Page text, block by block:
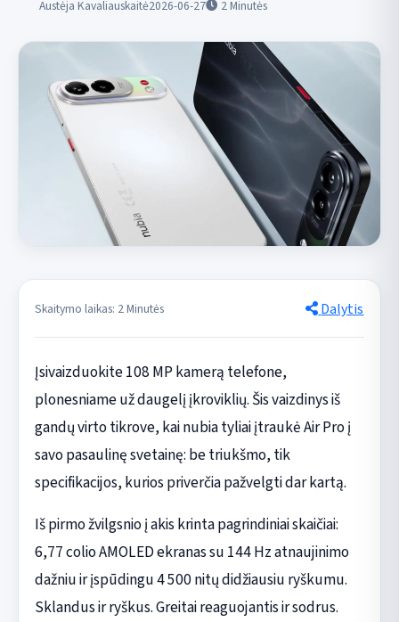
Austėja Kavaliauskaitė2026-06-27 2Minutės
Skaitymo laikas: 2 Minutės Dalytis
Įsivaizduokite 108 MP kamerą telefone,
plonesniame už daugelį įkroviklių. Šis vaizdinys iš
gandų virto tikrove, kai nubia tyliai įtraukė Air Pro į
savo pasaulinę svetainę: be triukšmo, tik
specifikacijos, kurios priverčia pažvelgti dar kartą.
Iš pirmo žvilgsnio į akis krinta pagrindiniai skaičiai:
6,77 colio AMOLED ekranas su 144 Hz atnaujinimo
dažniu ir įspūdingu 4 500 nitų didžiausiu ryškumu.
Sklandus ir ryškus. Greitai reaguojantis ir sodrus.